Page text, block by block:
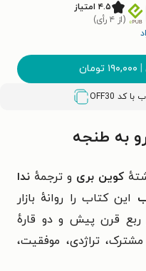
۴.۵ امتیاز
(از ۴ رأی)
| ۱۹۰,۰۰۰ تومان
OFF30
به طنجه
کوین بری و ترجمهٔ ندا
این کتاب را روانهٔ بازار
ربع قرن پیش و دو قارهٔ
تراژدی، موفقیت،